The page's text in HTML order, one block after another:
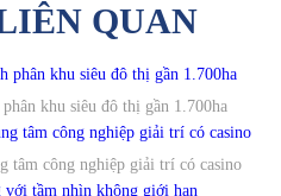
QUAN
khu siêu đô thị gần 1.700ha
tâm công nghiệp giải trí có casino